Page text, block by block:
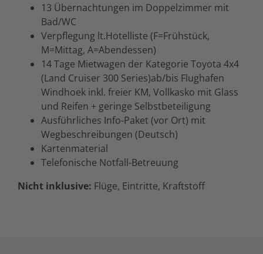
13 Übernachtungen im Doppelzimmer mit
Bad/WC
Verpflegung lt.Hotelliste (F=Frühstück,
M=Mittag, A=Abendessen)
14 Tage Mietwagen der Kategorie Toyota 4x4
(Land Cruiser 300 Series)ab/bis Flughafen
Windhoek inkl. freier KM, Vollkasko mit Glass
und Reifen + geringe Selbstbeteiligung
Ausführliches Info-Paket (vor Ort) mit
Wegbeschreibungen (Deutsch)
Kartenmaterial
Telefonische Notfall-Betreuung
Nicht inklusive: Flüge, Eintritte, Kraftstoff